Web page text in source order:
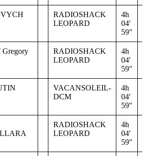
RADIOSHACK
LEOPARD
4h
04′
59″
RADIOSHACK
LEOPARD
4h
04′
59″
VACANSOLEIL-
DCM
4h
04′
59″
RADIOSHACK
LEOPARD
4h
04′
59″